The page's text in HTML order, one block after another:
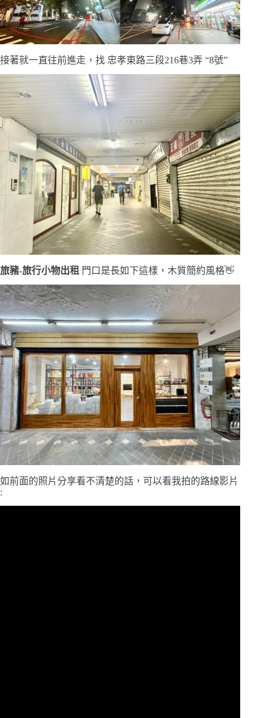
接著就一直往前進走，找 忠孝東路三段216巷3弄 “8號”
旅豬-旅行小物出租 門口是長如下這樣，木質簡約風格👋
如前面的照片分享看不清楚的話，可以看我拍的路線影片
: